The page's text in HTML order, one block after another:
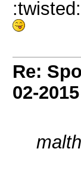
:twisted:
Re:
02-2015